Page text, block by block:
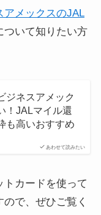
アメックスのJAL
ついて知りたい方
あわせて読みたい
ジネスアメック
！JALマイル還
も高いおすすめ
カードを使って
で、ぜひご覧く